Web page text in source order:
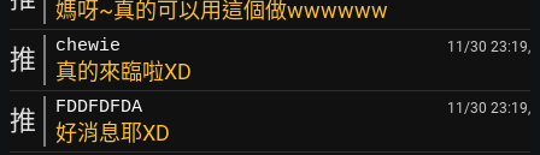
媽呀~真的可以用這個做wwwwww
推 chewie 11/30 23:19,
真的來臨啦XD
推 FDDFDFDA 11/30 23:19,
好消息耶XD